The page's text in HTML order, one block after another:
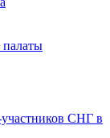
палаты
участников СНГ в